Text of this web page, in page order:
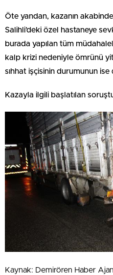
Öte yandan, kazanın
Salihli’deki özel hastaneye
burada yapılan tüm
kalp krizi nedeniyle ömrünü
sıhhat işçisinin durumunun
Kazayla ilgili başlatılan
Kaynak: Demirören Haber